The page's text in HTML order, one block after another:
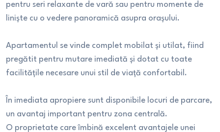
pentru seri relaxante de vară sau pentru momente de
liniște cu o vedere panoramică asupra orașului.
Apartamentul se vinde complet mobilat și utilat, fiind
pregătit pentru mutare imediată și dotat cu toate
facilitățile necesare unui stil de viață confortabil.
În imediata apropiere sunt disponibile locuri de parcare,
un avantaj important pentru zona centrală.
O proprietate care îmbină excelent avantajele unei